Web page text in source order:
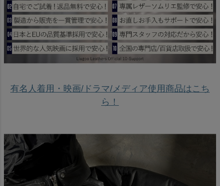
有名人着用・映画/ドラマ/メディア使用商品はこち
ら！